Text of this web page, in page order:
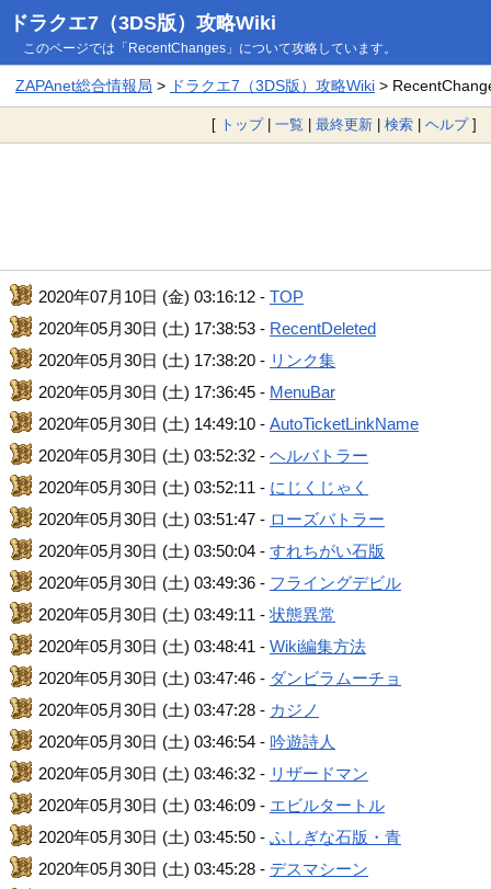
ドラクエ7（3DS版）攻略Wiki
このページでは「RecentChanges」について攻略しています。
ZAPAnet総合情報局 > ドラクエ7（3DS版）攻略Wiki>
[ トップ| 一覧 | 最終更新 | 検索 | ヘルプ]
2020年07月10日 (金) 03:16:12 -TOP
2020年05月30日 (土) 17:38:53 - RecentDeleted
2020年05月30日 (土) 17:38:20 - リンク集
2020年05月30日 (土) 17:36:45 - MenuBar
2020年05月30日 (土) 14:49:10 -AutoTicketLinkName
2020年05月30日 (土) 03:52:32 -ヘルバトラー
2020年05月30日 (土) 03:52:11 - にじくじゃく
2020年05月30日 (土) 03:51:47 - ローズバトラー
2020年05月30日 (土) 03:50:04 -すれちがい石版
2020年05月30日 (土) 03:49:36 - フライングデビル
2020年05月30日 (土) 03:49:11 -状態異常
2020年05月30日 (土) 03:48:41 -Wiki編集方法
2020年05月30日 (土) 03:47:46 - ダンビラムーチョ
2020年05月30日 (土) 03:47:28 - カジノ
2020年05月30日 (土) 03:46:54 - 吟遊詩人
2020年05月30日 (土) 03:46:32 - リザードマン
2020年05月30日 (土) 03:46:09 - エビルタートル
2020年05月30日 (土) 03:45:50 -ふしぎな石版・青
2020年05月30日 (土) 03:45:28 - デスマシーン